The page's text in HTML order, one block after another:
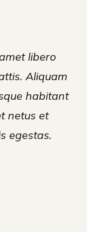
libero
Aliquam
habitant
netus et
egestas.